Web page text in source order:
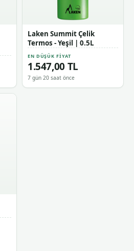
Laken Summit Çelik
Termos - Yeşil | 0.5L
EN DÜŞÜK FIYAT
1.547,00 TL
7 gün 20 saat önce